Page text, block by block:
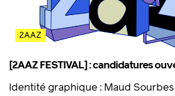
2AAZ
[2AAZ FESTIVAL] : candidatures
Identité graphique : Maud